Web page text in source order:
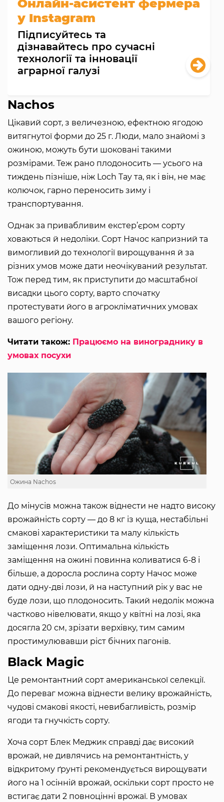
Онлайн-асистент фермера
у Instagram
Підписуйтесь та
дізнавайтесь про сучасні
технології та інновації
аграрної галузі
Nachos
Цікавий сорт, з величезною, ефектною ягодою
витягнутої форми до 25 г. Люди, мало знайомі з
ожиною, можуть бути шоковані такими
розмірами. Теж рано плодоносить — усього на
тиждень пізніше, ніж Loch Tay та, як і він, не має
колючок, гарно переносить зиму і
транспортування.
Однак за привабливим екстер’єром сорту
ховаються й недоліки. Сорт Начос капризний та
вимогливий до технології вирощування й за
різних умов може дати неочікуваний результат.
Тож перед тим, як приступити до масштабної
висадки цього сорту, варто спочатку
протестувати його в агрокліматичних умовах
вашого регіону.
Читати також: Працюємо на винограднику в
умовах посухи
Ожина Nachos
До мінусів можна також віднести не надто високу
врожайність сорту — до 8 кг із куща, нестабільні
смакові характеристики та малу кількість
заміщення лози. Оптимальна кількість
заміщення на ожині повинна коливатися 6-8 і
більше, а доросла рослина сорту Начос може
дати одну-дві лози, й на наступний рік у вас не
буде лози, що плодоносить. Такий недолік можна
частково нівелювати, якщо у квітні на лозі, яка
досягла 20 см, зрізати верхівку, тим самим
простимулювавши ріст бічних пагонів.
Black Magic
Це ремонтантний сорт американської селекції.
До переваг можна віднести велику врожайність,
чудові смакові якості, невибагливість, розмір
ягоди та гнучкість сорту.
Хоча сорт Блек Меджик справді дає високий
врожай, не дивлячись на ремонтантність, у
відкритому ґрунті рекомендується вирощувати
його на 1 осінній врожай, оскільки сорт просто не
встигає дати 2 повноцінні врожаї. В умовах